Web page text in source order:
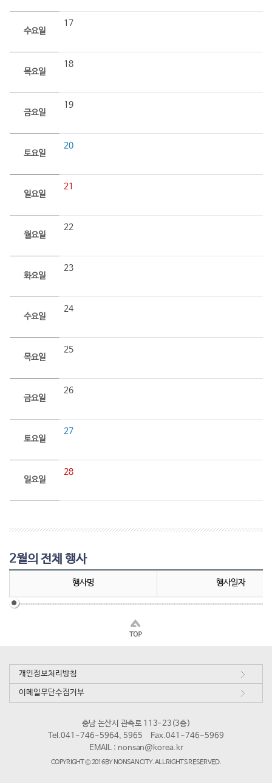
수요일
17
목요일
18
금요일
19
토요일
20
일요일
21
월요일
22
화요일
23
수요일
24
목요일
25
금요일
26
토요일
27
일요일
28
2월의 전체 행사
행사명 행사일자
개인정보처리방침
이메일무단수집거부
충남 논산시 관촉로 113-23(3층)
Tel.041-746-5964, 5965
Fax.041-746-5969
EMAIL : nonsan@korea.kr
COPYRIGHT © 2016 BY NONSAN CITY. ALL RIGHTS RESERVED.